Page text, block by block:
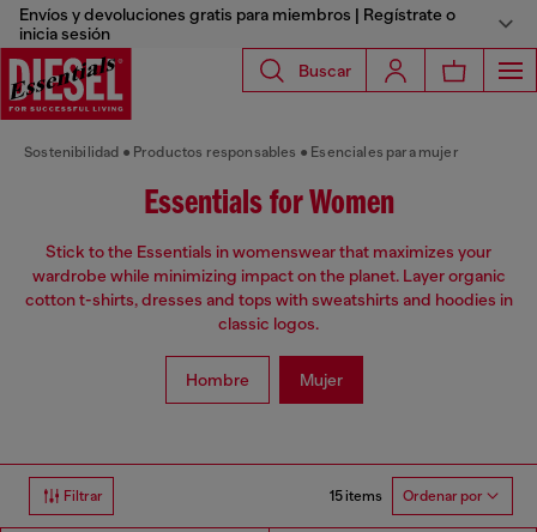
Envíos y devoluciones gratis para miembros | Regístrate o
inicia sesión
Buscar
Sostenibilidad Productos responsables Esenciales para mujer
Essentials for Women
Stick to the Essentials in womenswear that maximizes your
wardrobe while minimizing impact on the planet. Layer organic
cotton t-shirts, dresses and tops with sweatshirts and hoodies in
classic logos.
Hombre Mujer
Filtrar 15 items Ordenar por